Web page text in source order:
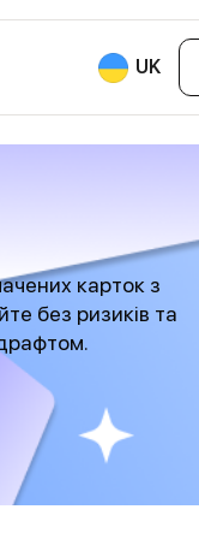
BNPL
Бонусні Картки
Та Біржі
Лояльності
UK
карток з
без ризиків та